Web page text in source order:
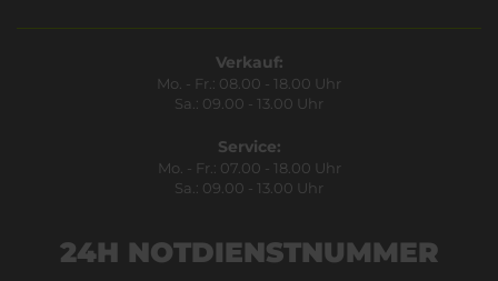
Verkauf:
Mo. - Fr.: 08.00 - 18.00 Uhr
Sa.: 09.00 - 13.00 Uhr
Service:
Mo. - Fr.: 07.00 - 18.00 Uhr
Sa.: 09.00 - 13.00 Uhr
24H NOTDIENSTNUMMER